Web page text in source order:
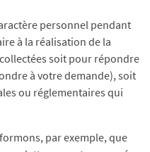
personnel pendant
à la réalisation de la
soit pour répondre
à votre demande), soit
ou réglementaires qui
par exemple, que